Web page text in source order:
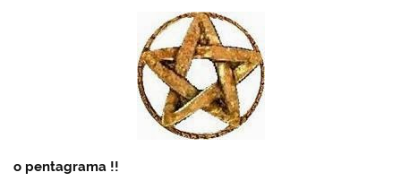
o pentagrama !!